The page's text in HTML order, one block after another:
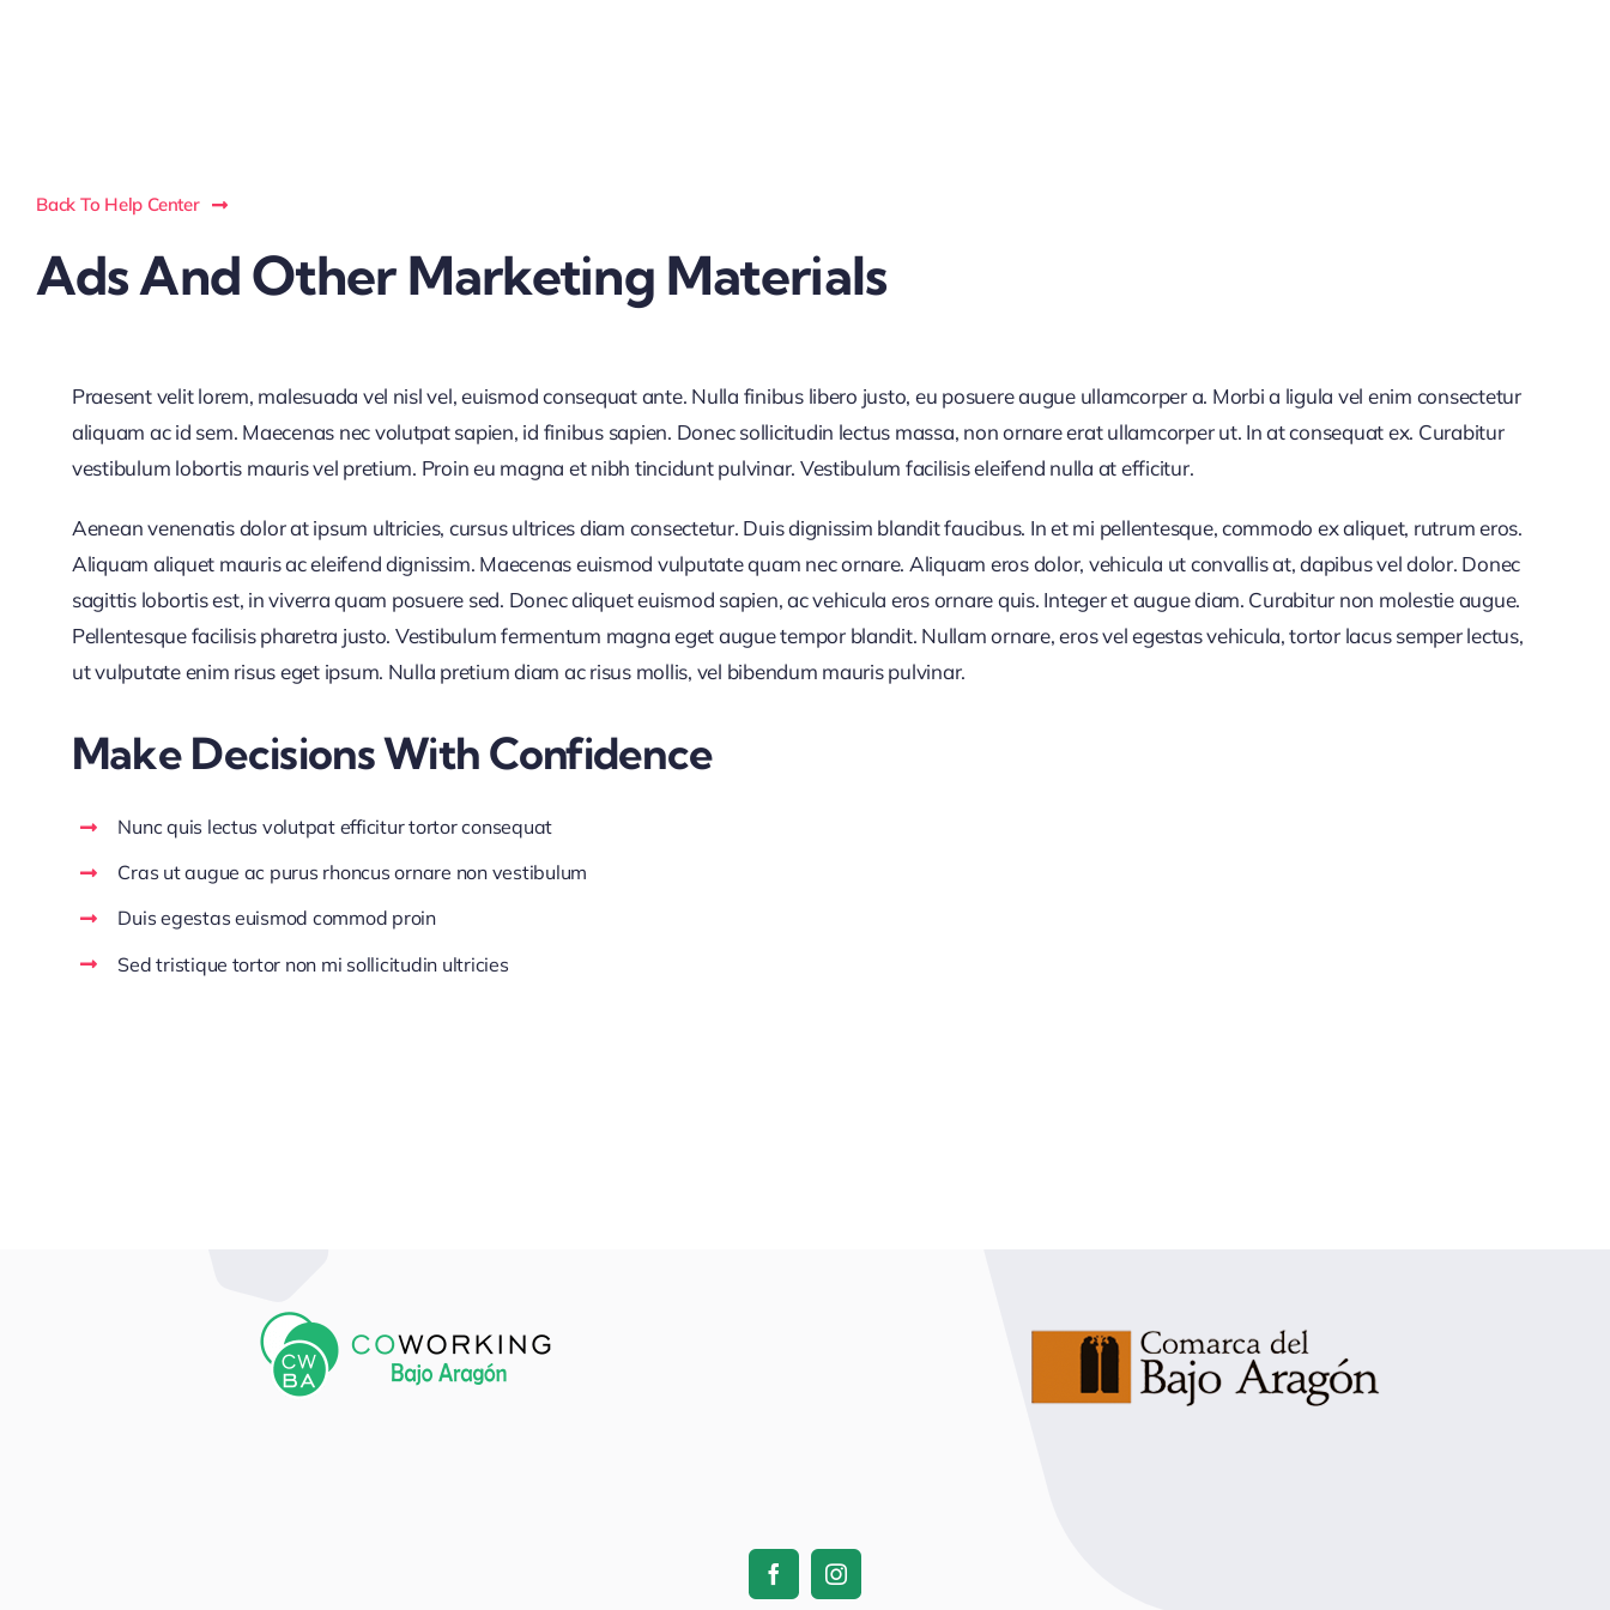
Back To Help Center
Ads And Other Marketing Materials
Praesent velit lorem, malesuada vel nisl vel, euismod consequat ante. Nulla finibus libero justo, eu posuere augue ullamcorper a. Morbi a ligula vel enim consectetur
aliquam ac id sem. Maecenas nec volutpat sapien, id finibus sapien. Donec sollicitudin lectus massa, non ornare erat ullamcorper ut. In at consequat ex. Curabitur
vestibulum lobortis mauris vel pretium. Proin eu magna et nibh tincidunt pulvinar. Vestibulum facilisis eleifend nulla at efficitur.
Aenean venenatis dolor at ipsum ultricies, cursus ultrices diam consectetur. Duis dignissim blandit faucibus. In et mi pellentesque, commodo ex aliquet, rutrum eros.
Aliquam aliquet mauris ac eleifend dignissim. Maecenas euismod vulputate quam nec ornare. Aliquam eros dolor, vehicula ut convallis at, dapibus vel dolor. Donec
sagittis lobortis est, in viverra quam posuere sed. Donec aliquet euismod sapien, ac vehicula eros ornare quis. Integer et augue diam. Curabitur non molestie augue.
Pellentesque facilisis pharetra justo. Vestibulum fermentum magna eget augue tempor blandit. Nullam ornare, eros vel egestas vehicula, tortor lacus semper lectus,
ut vulputate enim risus eget ipsum. Nulla pretium diam ac risus mollis, vel bibendum mauris pulvinar.
Make Decisions With Confidence
Nunc quis lectus volutpat efficitur tortor consequat
Cras ut augue ac purus rhoncus ornare non vestibulum
Duis egestas euismod commod proin
Sed tristique tortor non mi sollicitudin ultricies